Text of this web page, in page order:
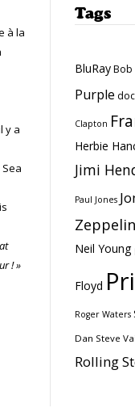
à la
y a
at
! »
Tags
BluRay Bob
Purple
Clapton
Herbie
Jimi
Paul Jones
Zeppelin
Neil Young
Floyd
Roger Waters
Dan Steve Vai
Rolling